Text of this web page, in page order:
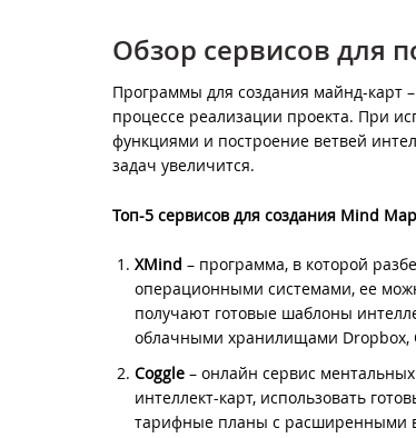
Обзор сервисов для
Программы для создания майнд-
процессе реализации проекта. При
функциями и построение ветвей
задач увеличится.
Топ-5 сервисов для создания Mind
XMind – программа, в которой
операционными системами, ее
получают готовые шаблоны
облачными хранилищами Dropbox,
Coggle – онлайн сервис
интеллект-карт, использовать
тарифные планы с расширенными